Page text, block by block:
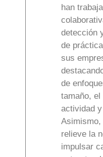
han
detección
de
sus
de
tamaño,
actividad
Asimismo,
relieve la
impulsar